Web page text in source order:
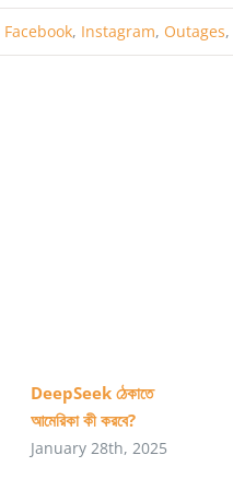
Facebook, Instagram, Outages,
DeepSeek ঠেকাতে
আমেরিকা কী করবে?
January 28th, 2025